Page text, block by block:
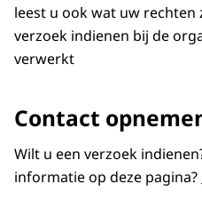
leest u ook wat uw rechten
verzoek indienen bij de
verwerkt
Contact
Wilt u een verzoek
informatie op deze pagina?